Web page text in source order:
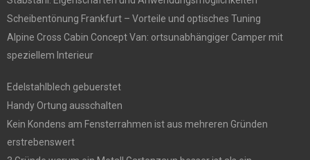
Scheibentönung Frankfurt – Vorteile und optisches Tuning
Alpine Cross Cabin Concept Van: ortsunabhängiger Camper mit
speziellem Interieur
Edelstahlblech gebuerstet
Handy Ortung ausschalten
Kein Kondens am Fensterrahmen ist aus mehreren Gründen
erstrebenswert